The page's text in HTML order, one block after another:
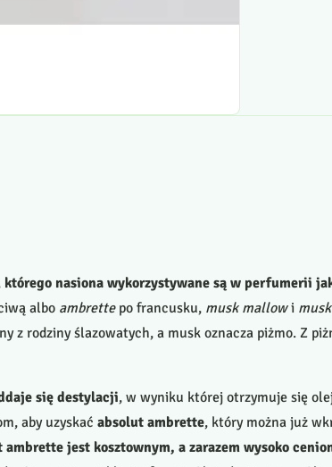
którego nasiona wykorzystywane są w perfumerii
albo ambrettepo francusku, musk mallowi
z rodziny ślazowatych, a musk oznacza piżmo. Z
się destylacji, w wyniku której otrzymuje się
aby uzyskać absolut ambrette, który można już
ambrette jest kosztownym, a zarazem wysoko